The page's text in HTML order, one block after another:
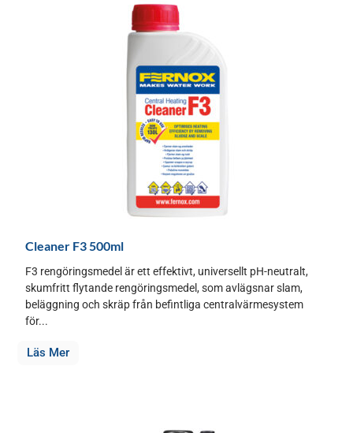
Cleaner F3 500ml
F3 rengöringsmedel är ett effektivt, universellt pH-neutralt,
skumfritt flytande rengöringsmedel, som avlägsnar slam,
beläggning och skräp från befintliga centralvärmesystem
för...
Läs Mer